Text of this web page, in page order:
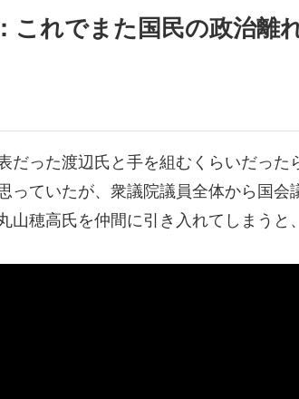
これでまた国民の政治離
だった渡辺氏と手を組むくらいだった
っていたが、衆議院議員全体から国会
山穂高氏を仲間に引き入れてしまうと